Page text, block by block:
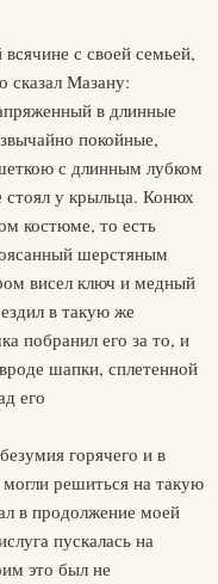
с своей семьей,
сказал Мазану:
в длинные
покойные,
с длинным лубком
у крыльца. Конюх
костюме, то есть
шерстяным
висел ключ и медный
в такую же
побранил его за то, и
шапки, сплетенной
его
горячего и в
решиться на такую
в продолжение моей
пускалась на
это был не